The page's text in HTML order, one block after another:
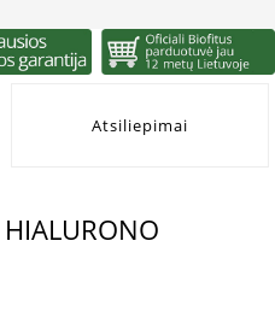
Atsiliepimai